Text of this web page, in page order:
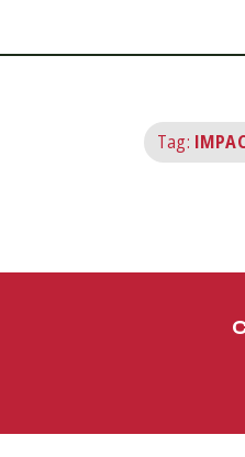
Tag: